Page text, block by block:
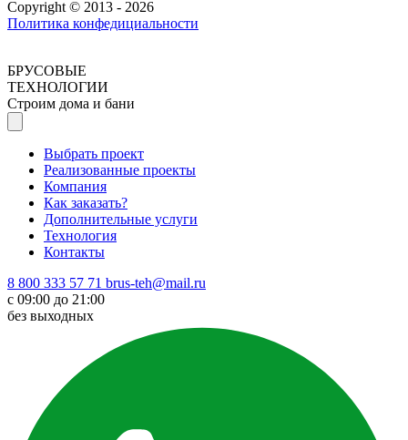
Copyright © 2013 - 2026
Политика конфедициальности
БРУСОВЫЕ
ТЕХНОЛОГИИ
Строим дома и бани
Выбрать проект
Реализованные проекты
Компания
Как заказать?
Дополнительные услуги
Технология
Контакты
8 800 333 57 71 brus-teh@mail.ru
с 09:00 до 21:00
без выходных